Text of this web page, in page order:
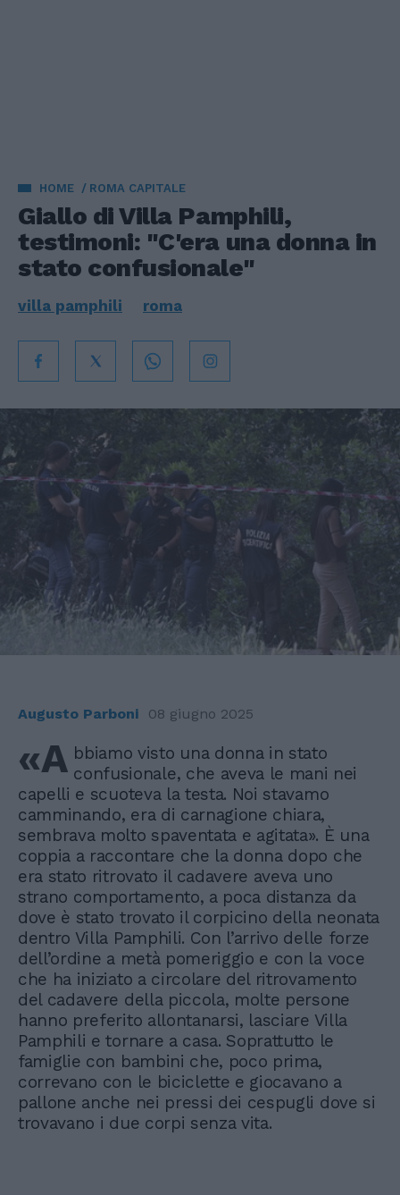
HOME ROMA CAPITALE
Giallo di Villa Pamphili,
testimoni: "C'era una donna in
stato confusionale"
villa pamphili roma
Augusto Parboni 08 giugno 2025
«A bbiamo visto una donna in stato
confusionale, che aveva le mani nei
capelli e scuoteva la testa. Noi stavamo
camminando, era di carnagione chiara,
sembrava molto spaventata e agitata». È una
coppia a raccontare che la donna dopo che
era stato ritrovato il cadavere aveva uno
strano comportamento, a poca distanza da
dove è stato trovato il corpicino della neonata
dentro Villa Pamphili. Con l’arrivo delle forze
dell’ordine a metà pomeriggio e con la voce
che ha iniziato a circolare del ritrovamento
del cadavere della piccola, molte persone
hanno preferito allontanarsi, lasciare Villa
Pamphili e tornare a casa. Soprattutto le
famiglie con bambini che, poco prima,
correvano con le biciclette e giocavano a
pallone anche nei pressi dei cespugli dove si
trovavano i due corpi senza vita.